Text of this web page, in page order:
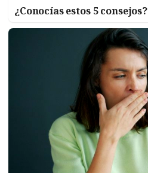
¿Conocías estos 5 consejos?